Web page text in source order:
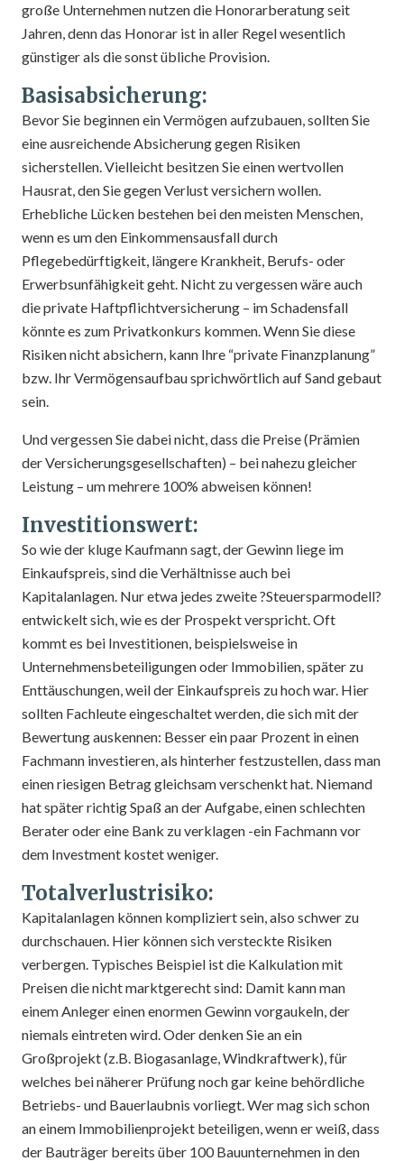
große Unternehmen nutzen die Honorarberatung seit
Jahren, denn das Honorar ist in aller Regel wesentlich
günstiger als die sonst übliche Provision.
Basisabsicherung:
Bevor Sie beginnen ein Vermögen aufzubauen, sollten Sie
eine ausreichende Absicherung gegen Risiken
sicherstellen. Vielleicht besitzen Sie einen wertvollen
Hausrat, den Sie gegen Verlust versichern wollen.
Erhebliche Lücken bestehen bei den meisten Menschen,
wenn es um den Einkommensausfall durch
Pflegebedürftigkeit, längere Krankheit, Berufs- oder
Erwerbsunfähigkeit geht. Nicht zu vergessen wäre auch
die private Haftpflichtversicherung – im Schadensfall
könnte es zum Privatkonkurs kommen. Wenn Sie diese
Risiken nicht absichern, kann Ihre “private Finanzplanung”
bzw. Ihr Vermögensaufbau sprichwörtlich auf Sand gebaut
sein.
Und vergessen Sie dabei nicht, dass die Preise (Prämien
der Versicherungsgesellschaften) – bei nahezu gleicher
Leistung – um mehrere 100% abweisen können!
Investitionswert:
So wie der kluge Kaufmann sagt, der Gewinn liege im
Einkaufspreis, sind die Verhältnisse auch bei
Kapitalanlagen. Nur etwa jedes zweite ?Steuersparmodell?
entwickelt sich, wie es der Prospekt verspricht. Oft
kommt es bei Investitionen, beispielsweise in
Unternehmensbeteiligungen oder Immobilien, später zu
Enttäuschungen, weil der Einkaufspreis zu hoch war. Hier
sollten Fachleute eingeschaltet werden, die sich mit der
Bewertung auskennen: Besser ein paar Prozent in einen
Fachmann investieren, als hinterher festzustellen, dass man
einen riesigen Betrag gleichsam verschenkt hat. Niemand
hat später richtig Spaß an der Aufgabe, einen schlechten
Berater oder eine Bank zu verklagen -ein Fachmann vor
dem Investment kostet weniger.
Totalverlustrisiko:
Kapitalanlagen können kompliziert sein, also schwer zu
durchschauen. Hier können sich versteckte Risiken
verbergen. Typisches Beispiel ist die Kalkulation mit
Preisen die nicht marktgerecht sind: Damit kann man
einem Anleger einen enormen Gewinn vorgaukeln, der
niemals eintreten wird. Oder denken Sie an ein
Großprojekt (z.B. Biogasanlage, Windkraftwerk), für
welches bei näherer Prüfung noch gar keine behördliche
Betriebs- und Bauerlaubnis vorliegt. Wer mag sich schon
an einem Immobilienprojekt beteiligen, wenn er weiß, dass
der Bauträger bereits über 100 Bauunternehmen in den